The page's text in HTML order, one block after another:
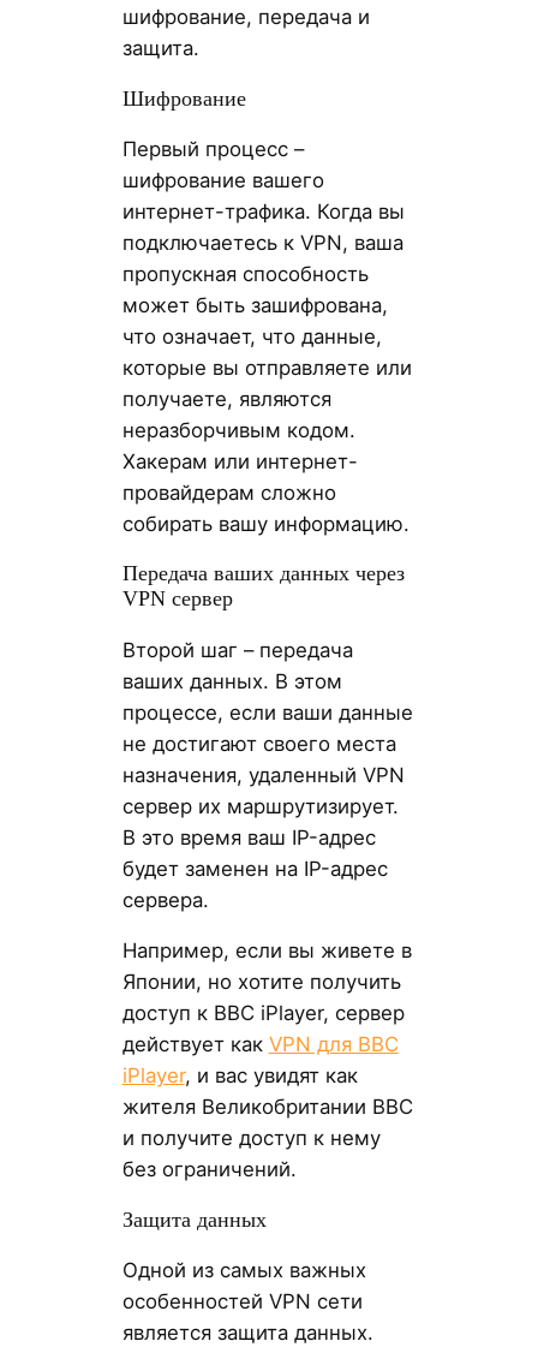
шифрование, передача и
защита.
Шифрование
Первый процесс –
шифрование вашего
интернет-трафика. Когда вы
подключаетесь к VPN, ваша
пропускная способность
может быть зашифрована,
что означает, что данные,
которые вы отправляете или
получаете, являются
неразборчивым кодом.
Хакерам или интернет-
провайдерам сложно
собирать вашу информацию.
Передача ваших данных через
VPN сервер
Второй шаг – передача
ваших данных. В этом
процессе, если ваши данные
не достигают своего места
назначения, удаленный VPN
сервер их маршрутизирует.
В это время ваш IP-адрес
будет заменен на IP-адрес
сервера.
Например, если вы живете в
Японии, но хотите получить
доступ к BBC iPlayer, сервер
действует как VPN для BBC
iPlayer, и вас увидят как
жителя Великобритании BBC
и получите доступ к нему
без ограничений.
Защита данных
Одной из самых важных
особенностей VPN сети
является защита данных.